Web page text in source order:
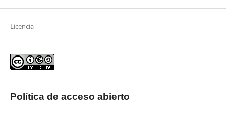
Licencia
Política de acceso abierto